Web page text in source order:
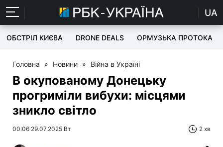
UA
ОБСТРІЛ КИЄВА DRONE DEALS ОРМУЗЬКА ПРОТОКА
Головна » Новини » Війна в Україні
В окупованому Донецьку
прогриміли вибухи: місцями
зникло світло
00:06 29.07.2025 Вт 2 хв